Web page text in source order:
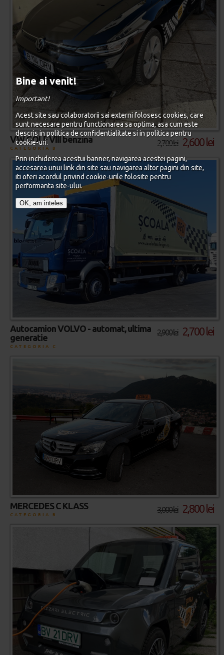
2,700 lei 2,600 lei
VW GOLF VIII benzina
CATEGORIA B
2,900 lei 2,700 lei
Autocamion VOLVO - automat, ultima
generatie
CATEGORIA C
3,000 lei 2,800 lei
MERCEDES C KLASS
CATEGORIA B
Bine ai venit!
Important!
Acest site sau colaboratorii sai externi folosesc cookies, care
sunt necesare pentru functionarea sa optima, asa cum este
descris in politica de confidentialitate si in politica pentru
cookie-uri.
Prin inchiderea acestui banner, navigarea acestei pagini,
accesarea unui link din site sau navigarea altor pagini din site,
iti oferi acordul privind cookie-urile folosite pentru
performanta site-ului.
OK, am inteles